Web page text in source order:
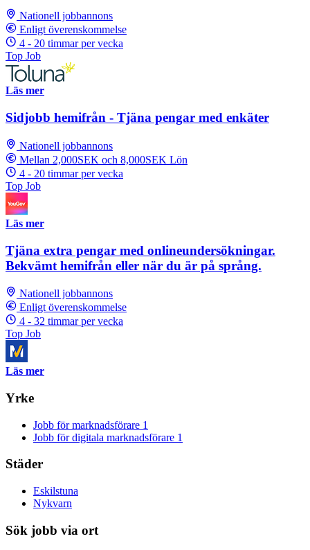
Nationell jobbannons
Enligt överenskommelse
4 - 20 timmar per vecka
Top Job
Läs mer
Sidjobb hemifrån - Tjäna pengar med enkäter
Nationell jobbannons
Mellan 2,000SEK och 8,000SEK Lön
4 - 20 timmar per vecka
Top Job
Läs mer
Tjäna extra pengar med onlineundersökningar.
Bekvämt hemifrån eller när du är på språng.
Nationell jobbannons
Enligt överenskommelse
4 - 32 timmar per vecka
Top Job
Läs mer
Yrke
Jobb för marknadsförare 1
Jobb för digitala marknadsförare 1
Städer
Eskilstuna
Nykvarn
Sök jobb via ort